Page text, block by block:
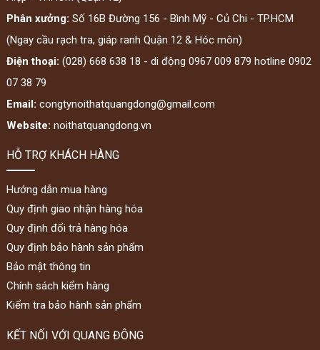
Phân xưởng: Số 16B Đường 156 - Bình Mỹ - Củ Chi - TP.HCM
(Ngay cầu rạch tra, giáp ranh Quận 12 & Hóc môn)
Điện thoại: (028) 668 638 18 - di động 0967 009 879 hotline 0902
07 38 79
Email: congtynoithatquangdong@gmail.com
Website: noithatquangdong.vn
HỖ TRỢ KHÁCH HÀNG
Hướng dẫn mua hàng
Quy định giao nhận hàng hóa
Quy định đổi trả hàng hóa
Quy định bảo hành sản phẩm
Bảo mật thông tin
Chính sách kiểm hàng
Kiểm tra bảo hành sản phẩm
KẾT NỐI VỚI QUANG ĐÔNG